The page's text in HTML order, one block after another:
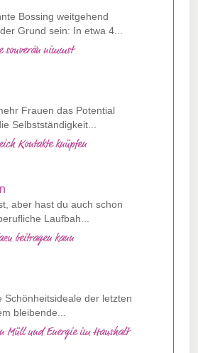
Bossing weitgehend
Grund sein: In etwa 4...
souverän nimmst
Frauen das Potential
Selbstständigkeit...
Kontakte knüpfen
aber hast du auch schon
Laufbah...
beitragen kann
Schönheitsideale der letzten
bleibende...
Müll und Energie im Haushalt